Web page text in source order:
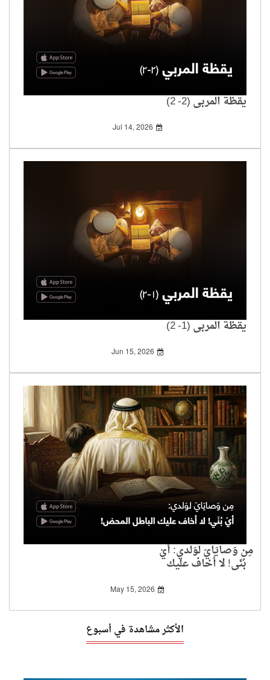
يقظة المربي (2- 2)
Jul 14, 2026
يقظة المربي (1- 2)
Jun 15, 2026
مِن وَصايَايَ لوَلدي: أيْ
بُنَي! لا أخاف عليك
May 15, 2026
الأكثر مشاهدة في أسبوع